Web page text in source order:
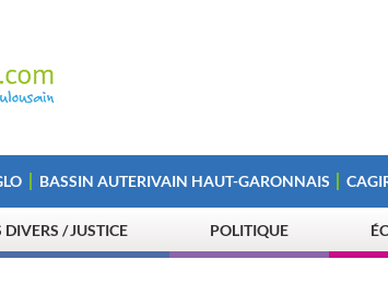
BASSIN AUTERIVAIN HAUT-GARONNAIS
DIVERS / JUSTICE POLITIQUE